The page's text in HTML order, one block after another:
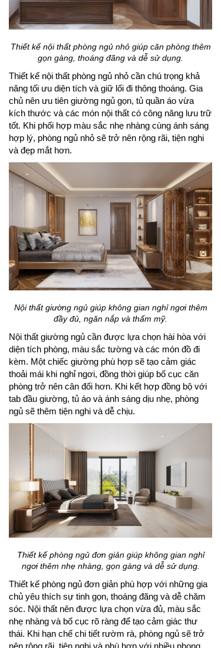
Thiết kế nội thất phòng ngủ nhỏ giúp căn phòng thêm
gọn gàng, thoáng đãng và dễ sử dụng.
Thiết kế nội thất phòng ngủ nhỏ cần chú trọng khả
năng tối ưu diện tích và giữ lối đi thông thoáng. Gia
chủ nên ưu tiên giường ngủ gọn, tủ quần áo vừa
kích thước và các món nội thất có công năng lưu trữ
tốt. Khi phối hợp màu sắc nhẹ nhàng cùng ánh sáng
hợp lý, phòng ngủ nhỏ sẽ trở nên rộng rãi, tiện nghi
và đẹp mắt hơn.
Nội thất giường ngủ giúp không gian nghỉ ngơi thêm
đầy đủ, ngăn nắp và thẩm mỹ.
Nội thất giường ngủ cần được lựa chọn hài hòa với
diện tích phòng, màu sắc tường và các món đồ đi
kèm. Một chiếc giường phù hợp sẽ tạo cảm giác
thoải mái khi nghỉ ngơi, đồng thời giúp bố cục căn
phòng trở nên cân đối hơn. Khi kết hợp đồng bộ với
tab đầu giường, tủ áo và ánh sáng dịu nhẹ, phòng
ngủ sẽ thêm tiện nghi và dễ chịu.
Thiết kế phòng ngủ đơn giản giúp không gian nghỉ
ngơi thêm nhẹ nhàng, gọn gàng và dễ sử dụng.
Thiết kế phòng ngủ đơn giản phù hợp với những gia
chủ yêu thích sự tinh gọn, thoáng đãng và dễ chăm
sóc. Nội thất nên được lựa chọn vừa đủ, màu sắc
nhẹ nhàng và bố cục rõ ràng để tạo cảm giác thư
thái. Khi hạn chế chi tiết rườm rà, phòng ngủ sẽ trở